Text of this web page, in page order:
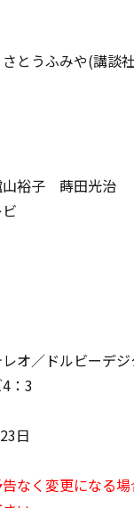
とうふみや(講談
山裕子 蒔田光治
オ／ドルビーデ
：3
日
なく変更になる場